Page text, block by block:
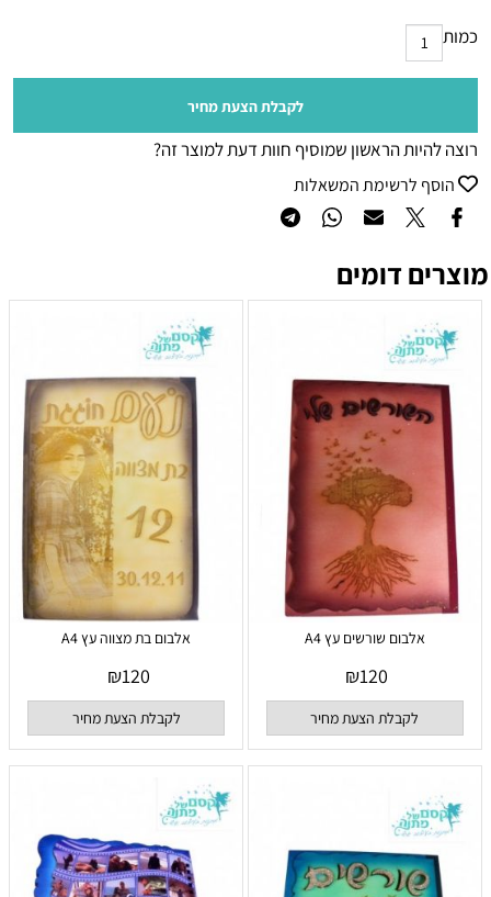
כמות
לקבלת הצעת מחיר
רוצה להיות הראשון שמוסיף חוות דעת למוצר זה?
הוסף לרשימת המשאלות
מוצרים דומים
אלבום שורשים עץ A4
₪120
לקבלת הצעת מחיר
אלבום בת מצווה עץ A4
₪120
לקבלת הצעת מחיר